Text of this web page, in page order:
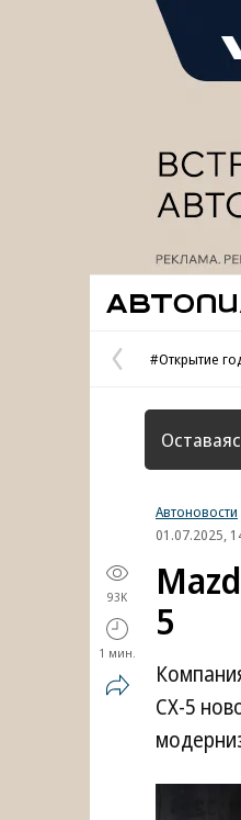
страница
#Открытие
Автоновости
01.07.2025,
93K
1 мин.
5
CX-5